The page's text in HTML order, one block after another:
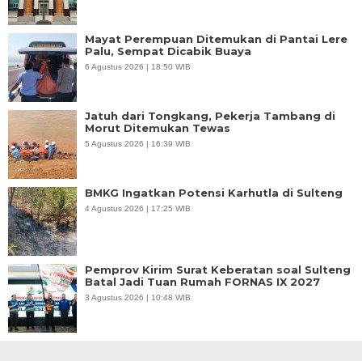
Mayat Perempuan Ditemukan di Pantai Lere
Palu, Sempat Dicabik Buaya
6 Agustus 2026 | 18:50 WIB
Jatuh dari Tongkang, Pekerja Tambang di
Morut Ditemukan Tewas
5 Agustus 2026 | 16:39 WIB
BMKG Ingatkan Potensi Karhutla di Sulteng
4 Agustus 2026 | 17:25 WIB
Pemprov Kirim Surat Keberatan soal Sulteng
Batal Jadi Tuan Rumah FORNAS IX 2027
3 Agustus 2026 | 10:48 WIB